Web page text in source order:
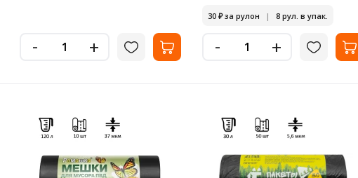
- +
30 ₽за рулон | 8 рул. в упак.
- +